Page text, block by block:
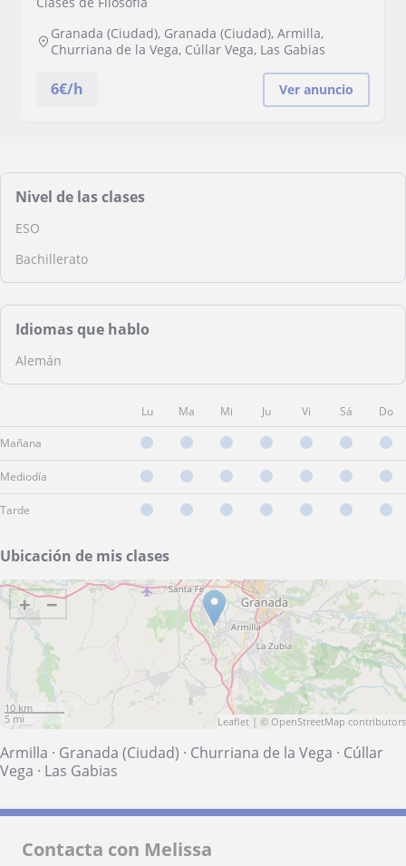
Granada (Ciudad), Granada (Ciudad), Armilla,
Churriana de la Vega, Cúllar Vega, Las Gabias
6€/h Ver anuncio
Nivel de las clases
ESO
Bachillerato
Idiomas que hablo
Alemán
Lu Ma Mi Ju Vi Sá Do
Mañana
Mediodía
Tarde
Ubicación de mis clases
+ −
10 km
5 mi
Leaflet | © OpenStreetMap contributors
Armilla · Granada (Ciudad) · Churriana de la Vega · Cúllar
Vega · Las Gabias
Contacta con Melissa